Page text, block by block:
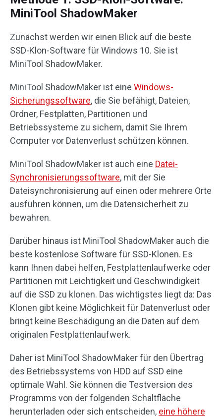
MiniTool ShadowMaker
Zunächst werden wir einen Blick auf die beste
SSD-Klon-Software für Windows 10. Sie ist
MiniTool ShadowMaker.
MiniTool ShadowMaker ist eine Windows-
Sicherungssoftware, die Sie befähigt, Dateien,
Ordner, Festplatten, Partitionen und
Betriebssysteme zu sichern, damit Sie Ihrem
Computer vor Datenverlust schützen können.
MiniTool ShadowMaker ist auch eine Datei-
Synchronisierungssoftware, mit der Sie
Dateisynchronisierung auf einen oder mehrere Orte
ausführen können, um die Datensicherheit zu
bewahren.
Darüber hinaus ist MiniTool ShadowMaker auch die
beste kostenlose Software für SSD-Klonen. Es
kann Ihnen dabei helfen, Festplattenlaufwerke oder
Partitionen mit Leichtigkeit und Geschwindigkeit
auf die SSD zu klonen. Das wichtigstes liegt da: Das
Klonen gibt keine Möglichkeit für Datenverlust oder
bringt keine Beschädigung an die Daten auf dem
originalen Festplattenlaufwerk.
Daher ist MiniTool ShadowMaker für den Übertrag
des Betriebssystems von HDD auf SSD eine
optimale Wahl. Sie können die Testversion des
Programms von der folgenden Schaltfläche
herunterladen oder sich entscheiden, eine höhere